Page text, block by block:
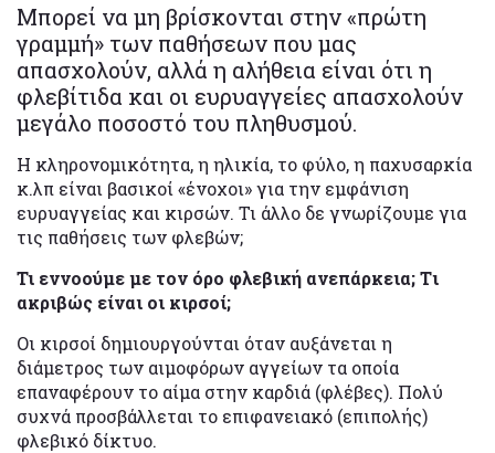
Μπορεί να μη βρίσκονται στην «πρώτη
γραμμή» των παθήσεων που μας
απασχολούν, αλλά η αλήθεια είναι ότι η
φλεβίτιδα και οι ευρυαγγείες απασχολούν
μεγάλο ποσοστό του πληθυσμού.
Η κληρονομικότητα, η ηλικία, το φύλο, η παχυσαρκία
κ.λπ είναι βασικοί «ένοχοι» για την εμφάνιση
ευρυαγγείας και κιρσών. Τι άλλο δε γνωρίζουμε για
τις παθήσεις των φλεβών;
Τι εννοούμε με τον όρο φλεβική ανεπάρκεια; Tι
ακριβώς είναι οι κιρσοί;
Οι κιρσοί δημιουργούνται όταν αυξάνεται η
διάμετρος των αιμοφόρων αγγείων τα οποία
επαναφέρουν το αίμα στην καρδιά (φλέβες). Πολύ
συχνά προσβάλλεται το επιφανειακό (επιπολής)
φλεβικό δίκτυο.